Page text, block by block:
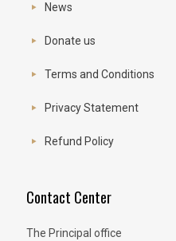
News
Donate us
Terms and Conditions
Privacy Statement
Refund Policy
Contact Center
The Principal office